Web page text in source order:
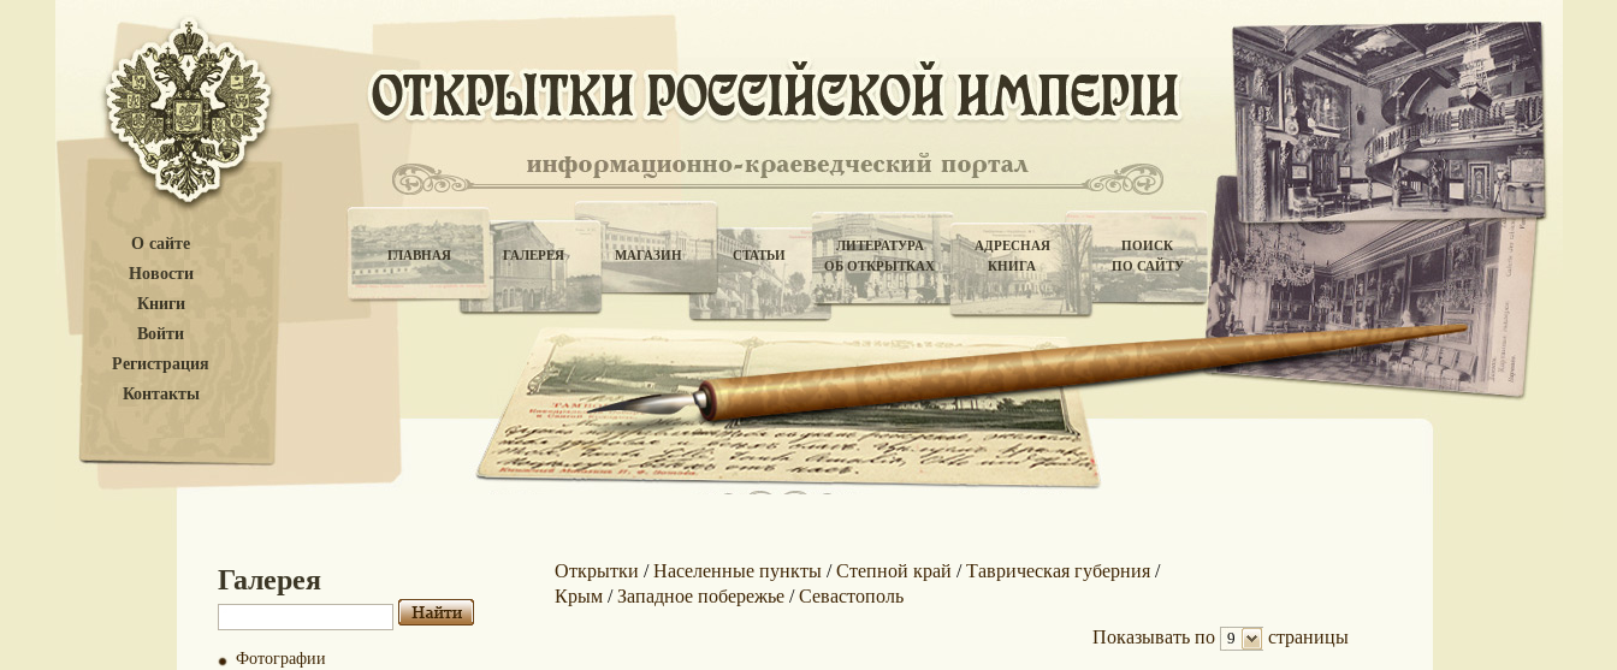
О сайте
Новости
Книги
Войти
Регистрация
Контакты
ГЛАВНАЯ ГАЛЕРЕЯ МАГАЗИН СТАТЬИ
ЛИТЕРАТУРА
ОБ ОТКРЫТКАХ
АДРЕСНАЯ
КНИГА
ПОИСК
ПО САЙТУ
Галерея
Фотографии
Открытки /Населенные пункты/Степной край /Таврическая губерния/
Крым/Западное побережье/Севастополь
Показывать по 9 страницы